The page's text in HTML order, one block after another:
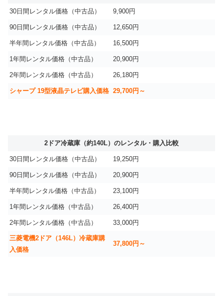
30日間レンタル価格（中古品） 9,900円
90日間レンタル価格（中古品） 12,650円
半年間レンタル価格（中古品） 16,500円
1年間レンタル価格（中古品） 20,900円
2年間レンタル価格（中古品） 26,180円
シャープ 19型液晶テレビ購入価格 29,700円～
2ドア冷蔵庫（約140L）のレンタル・購入比較
30日間レンタル価格（中古品） 19,250円
90日間レンタル価格（中古品） 20,900円
半年間レンタル価格（中古品） 23,100円
1年間レンタル価格（中古品） 26,400円
2年間レンタル価格（中古品） 33,000円
三菱電機2ドア（146L）冷蔵庫購
入価格
37,800円～